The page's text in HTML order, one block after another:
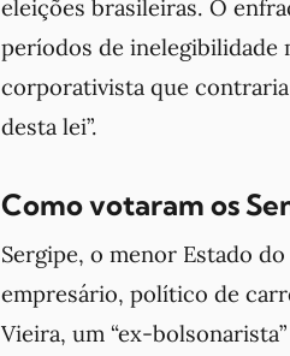
eleições brasileiras. O
períodos de inelegibilidade
corporativista que
desta lei”.
Como votaram os
Sergipe, o menor Estado
empresário, político de
Vieira, um “ex-